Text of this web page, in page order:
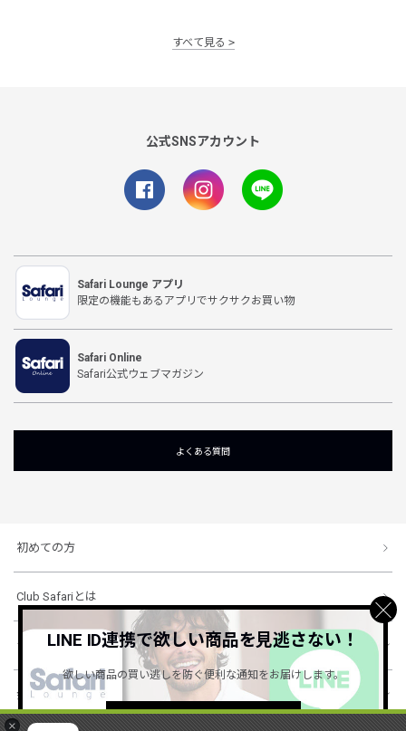
×
すべて見る
公式SNSアカウント
Safari Lounge アプリ
限定の機能もあるアプリでサクサクお買い物
Safari Online
Safari公式ウェブマガジン
よくある質問
初めての方
Club Safariとは
ショッピングガイド
会社概要・規約
LINE ID連携で欲しい商品を見逃さない！
欲しい商品の買い逃しを防ぐ便利な通知をお届けします。
詳しくはこちら ＞